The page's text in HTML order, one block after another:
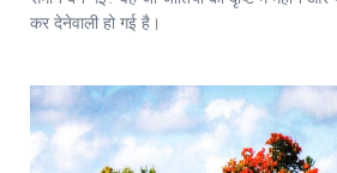
कर देनेवाली हो गई है।